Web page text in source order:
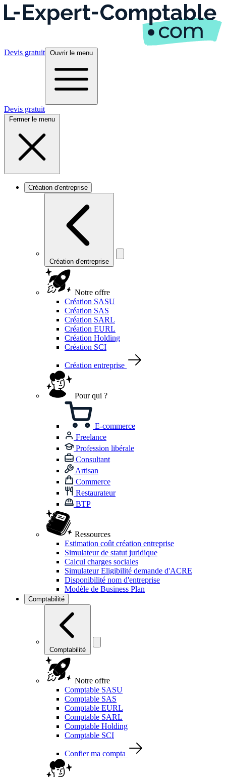
Devis gratuit Ouvrir le menu
Devis gratuit
Fermer le menu
Création d'entreprise
Création d'entreprise
Notre offre
Création SASU
Création SAS
Création SARL
Création EURL
Création Holding
Création SCI
Création entreprise
Pour qui ?
E-commerce
Freelance
Profession libérale
Consultant
Artisan
Commerce
Restaurateur
BTP
Ressources
Estimation coût création entreprise
Simulateur de statut juridique
Calcul charges sociales
Simulateur Eligibilité demande d'ACRE
Disponibilité nom d'entreprise
Modèle de Business Plan
Comptabilité
Comptabilité
Notre offre
Comptable SASU
Comptable SAS
Comptable EURL
Comptable SARL
Comptable Holding
Comptable SCI
Confier ma compta